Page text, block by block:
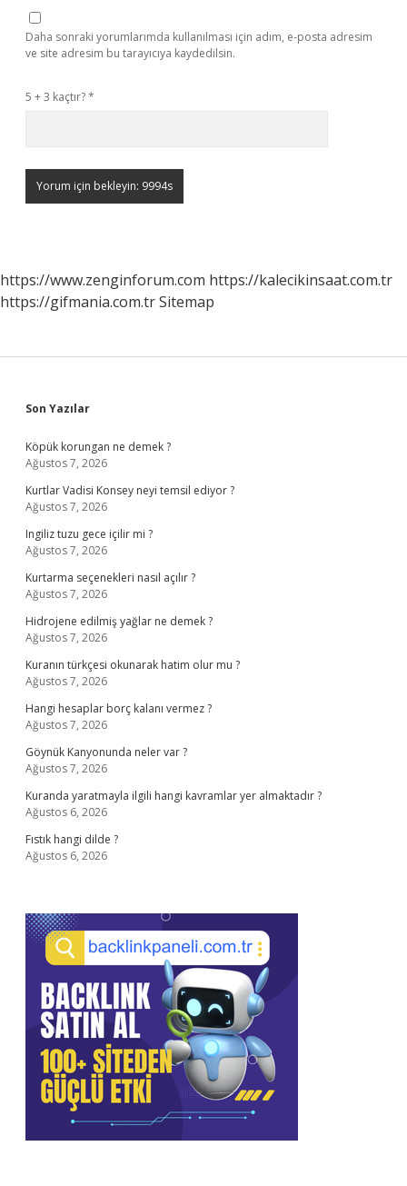
Daha sonraki yorumlarımda kullanılması için adım, e-posta adresim
ve site adresim bu tarayıcıya kaydedilsin.
5 + 3 kaçtır?*
https://www.zenginforum.com https://kalecikinsaat.com.tr
https://gifmania.com.trSitemap
Sidebar
Son Yazılar
Köpük korungan ne demek ?
Ağustos 7, 2026
Kurtlar Vadisi Konsey neyi temsil ediyor ?
Ağustos 7, 2026
Ingiliz tuzu gece içilir mi ?
Ağustos 7, 2026
Kurtarma seçenekleri nasıl açılır ?
Ağustos 7, 2026
Hidrojene edilmiş yağlar ne demek ?
Ağustos 7, 2026
Kuranın türkçesi okunarak hatim olur mu ?
Ağustos 7, 2026
Hangi hesaplar borç kalanı vermez ?
Ağustos 7, 2026
Göynük Kanyonunda neler var ?
Ağustos 7, 2026
Kuranda yaratmayla ilgili hangi kavramlar yer almaktadır ?
Ağustos 6, 2026
Fıstık hangi dilde ?
Ağustos 6, 2026